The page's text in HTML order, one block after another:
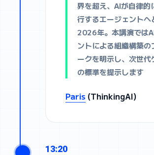
界を超え、AIが自律的
行するエージェントへ
2026年。本講演では
ントによる組織構築の
ークを明示し、次世代
の標準を提示します
Paris (ThinkingAI)
13:20